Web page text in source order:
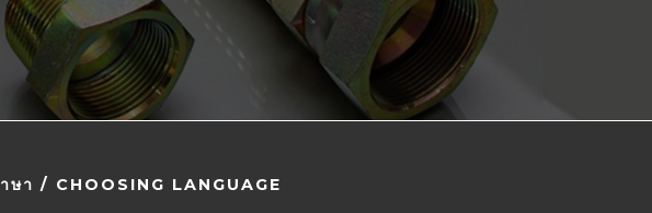
ษา / CHOOSING LANGUAGE